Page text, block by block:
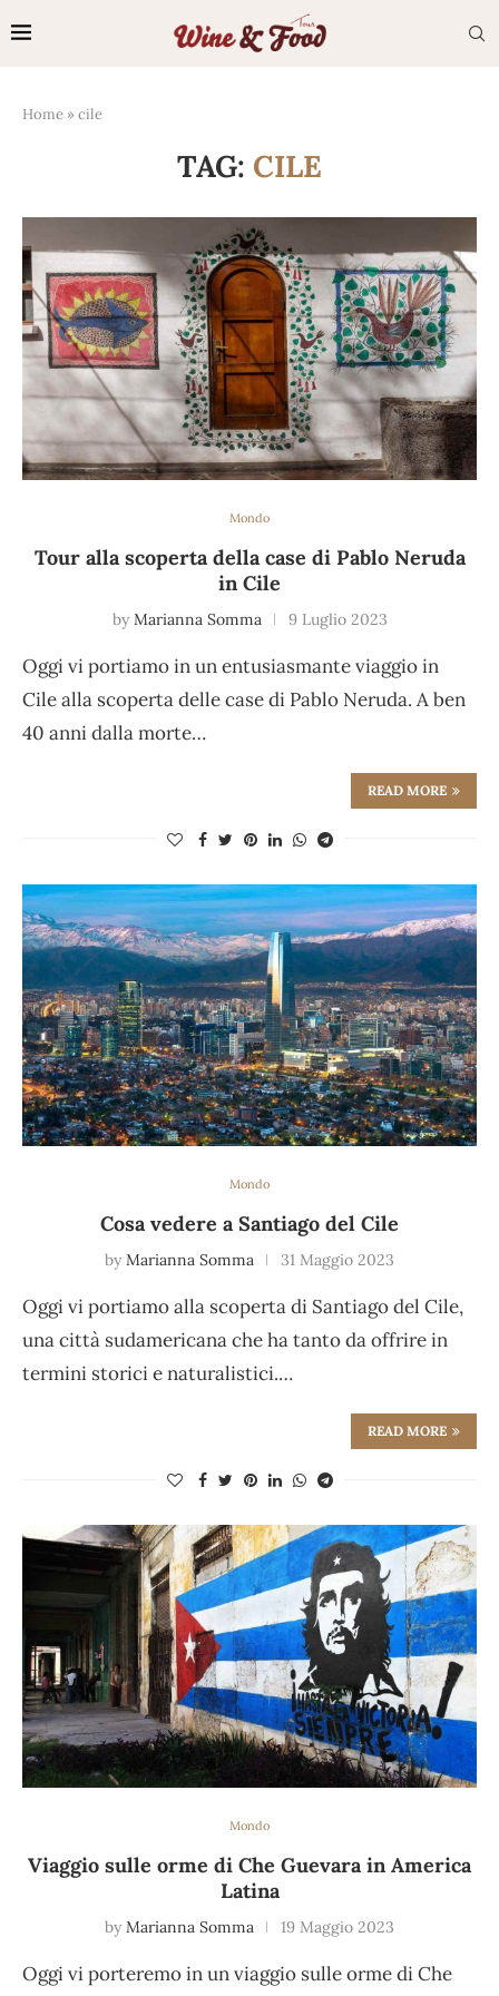
Home »cile
TAG: CILE
Mondo
Tour alla scoperta della case di Pablo Neruda
in Cile
by Marianna Somma 9 Luglio 2023
Oggi vi portiamo in un entusiasmante viaggio in
Cile alla scoperta delle case di Pablo Neruda. A ben
40 anni dalla morte…
READ MORE
Mondo
Cosa vedere a Santiago del Cile
by Marianna Somma 31 Maggio 2023
Oggi vi portiamo alla scoperta di Santiago del Cile,
una città sudamericana che ha tanto da offrire in
termini storici e naturalistici.…
READ MORE
Mondo
Viaggio sulle orme di Che Guevara in America
Latina
by Marianna Somma 19 Maggio 2023
Oggi vi porteremo in un viaggio sulle orme di Che